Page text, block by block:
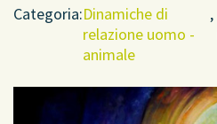
Categoria:Dinamiche di
relazione uomo -
animale
,